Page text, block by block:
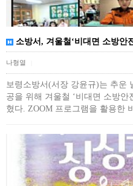
소방서, 겨울철‘비대면 소방안
나형열
보령소방서(서장 강윤규)는 추운
공을 위해 겨울철 ‘비대면 소방
혔다. ZOOM 프로그램을 활용한